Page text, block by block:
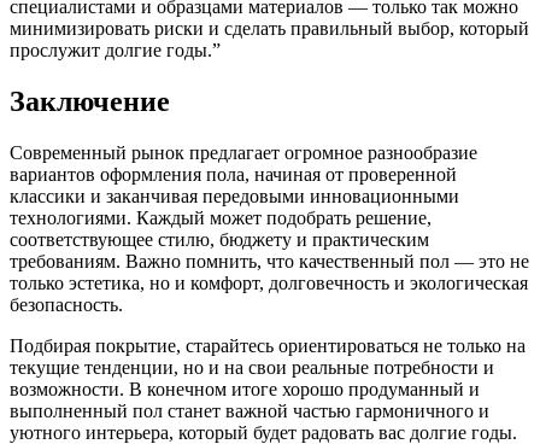
специалистами и образцами материалов — только так можно
минимизировать риски и сделать правильный выбор, который
прослужит долгие годы.”
Заключение
Современный рынок предлагает огромное разнообразие
вариантов оформления пола, начиная от проверенной
классики и заканчивая передовыми инновационными
технологиями. Каждый может подобрать решение,
соответствующее стилю, бюджету и практическим
требованиям. Важно помнить, что качественный пол — это не
только эстетика, но и комфорт, долговечность и экологическая
безопасность.
Подбирая покрытие, старайтесь ориентироваться не только на
текущие тенденции, но и на свои реальные потребности и
возможности. В конечном итоге хорошо продуманный и
выполненный пол станет важной частью гармоничного и
уютного интерьера, который будет радовать вас долгие годы.